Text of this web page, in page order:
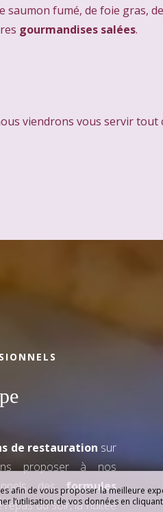
saumon fumé, de foie gras,
gourmandises salées.
viendrons vous servir tout
de restauration sur
proposer à nos
desformules
repas du soir, la nuitée
afin de vous proposer la meilleure
l’utilisation de vos données en